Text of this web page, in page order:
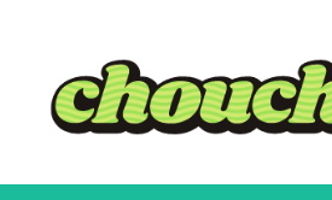
contenu